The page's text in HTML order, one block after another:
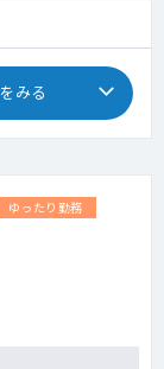
みる
ゆったり勤務